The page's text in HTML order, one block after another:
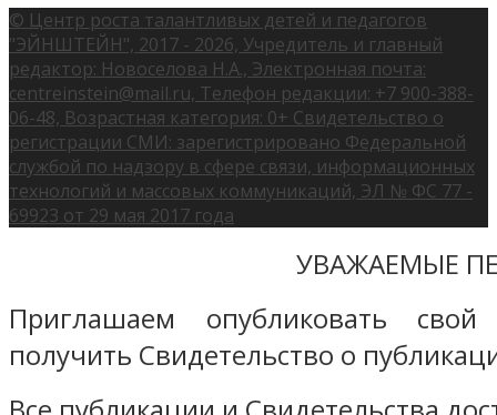
© Центр роста талантливых детей и педагогов
"ЭЙНШТЕЙН", 2017 - 2026, Учредитель и главный
редактор: Новоселова Н.А., Электронная почта:
centreinstein@mail.ru, Телефон редакции: +7 900-388-
06-48, Возрастная категория: 0+ Свидетельство о
регистрации СМИ: зарегистрировано Федеральной
службой по надзору в сфере связи, информационных
технологий и массовых коммуникаций, ЭЛ № ФС 77 -
69923 от 29 мая 2017 года
УВАЖАЕМЫЕ
Приглашаем опубликовать
получить Свидетельство о